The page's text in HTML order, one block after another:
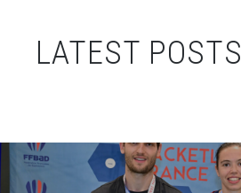
LATEST POSTS